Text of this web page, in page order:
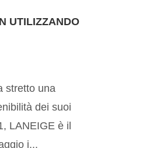
UTILIZZANDO
stretto una
dei suoi
LANEIGE è il
i...